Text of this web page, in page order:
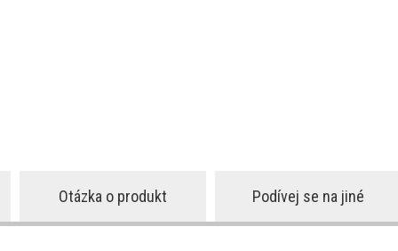
Otázka o produkt Podívej se na jiné